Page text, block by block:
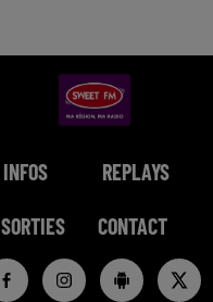
INFOS REPLAYS
SORTIES CONTACT